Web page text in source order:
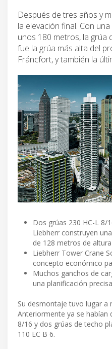
Después de tres años y
la elevación final. Con
unos 180 metros, la grúa
fue la grúa más alta del
Fráncfort, y también la
Dos grúas 230 HC-L 8/
Liebherr construyen
de 128 metros de altura
Liebherr Tower Crane
concepto económico
Muchos ganchos de
una planificación
Su desmontaje tuvo lugar a
Anteriormente ya se habían
8/16 y dos grúas de techo
110 EC B 6.